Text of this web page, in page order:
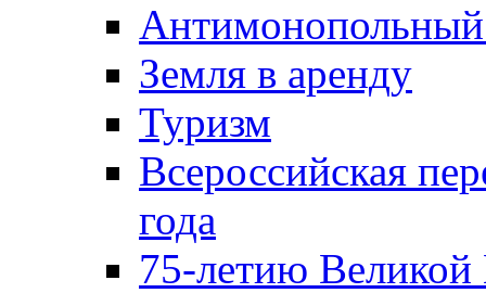
Антимонопольный
Земля в аренду
Туризм
Всероссийская
года
75-летию